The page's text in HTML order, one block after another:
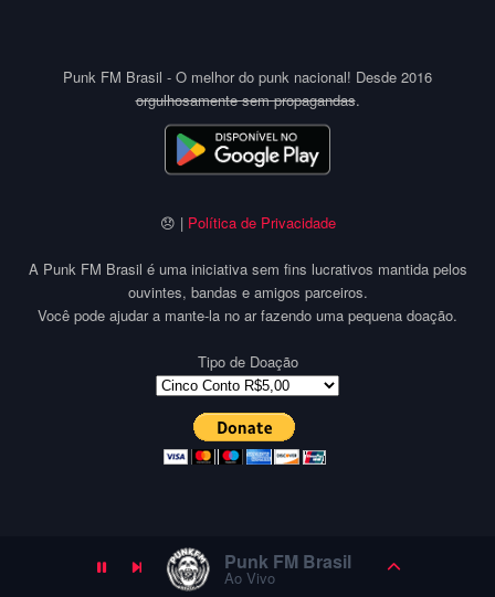
Punk FM Brasil - O melhor do punk nacional! Desde 2016
orgulhosamente sem propagandas.
😞 | Política de Privacidade
A Punk FM Brasil é uma iniciativa sem fins lucrativos mantida pelos
ouvintes, bandas e amigos parceiros.
Você pode ajudar a mante-la no ar fazendo uma pequena doação.
Tipo de Doação
Punk FM Brasil
Ao Vivo